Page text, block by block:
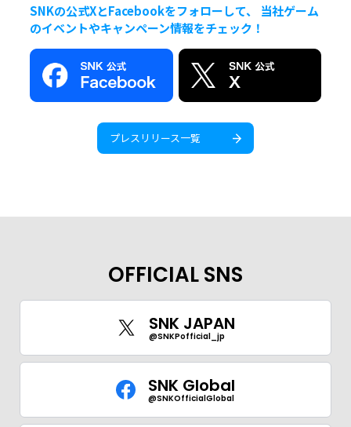
SNKの公式XとFacebookをフォローして、 当社ゲーム
のイベントやキャンペーン情報をチェック！
プレスリリース一覧
OFFICIAL SNS
SNK JAPAN
@SNKPofficial_jp
SNK Global
@SNKOfficialGlobal